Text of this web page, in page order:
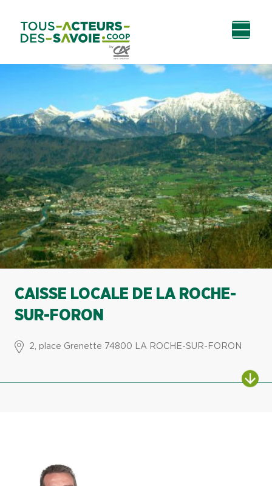
contenu
principal
CAISSE LOCALE DE LA ROCHE-
SUR-FORON
2, place Grenette 74800 LA ROCHE-SUR-FORON